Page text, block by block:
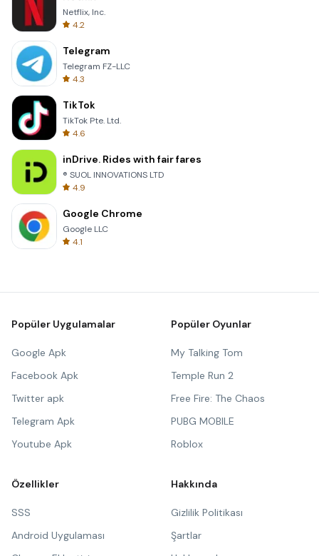
Netflix, Inc.
4.2
Telegram
Telegram FZ-LLC
4.3
TikTok
TikTok Pte. Ltd.
4.6
inDrive. Rides with fair fares
® SUOL INNOVATIONS LTD
4.9
Google Chrome
Google LLC
4.1
Popüler Uygulamalar
Google Apk
Facebook Apk
Twitter apk
Telegram Apk
Youtube Apk
Popüler Oyunlar
My Talking Tom
Temple Run 2
Free Fire: The Chaos
PUBG MOBILE
Roblox
Özellikler
SSS
Android Uygulaması
Hakkında
Gizlilik Politikası
Şartlar